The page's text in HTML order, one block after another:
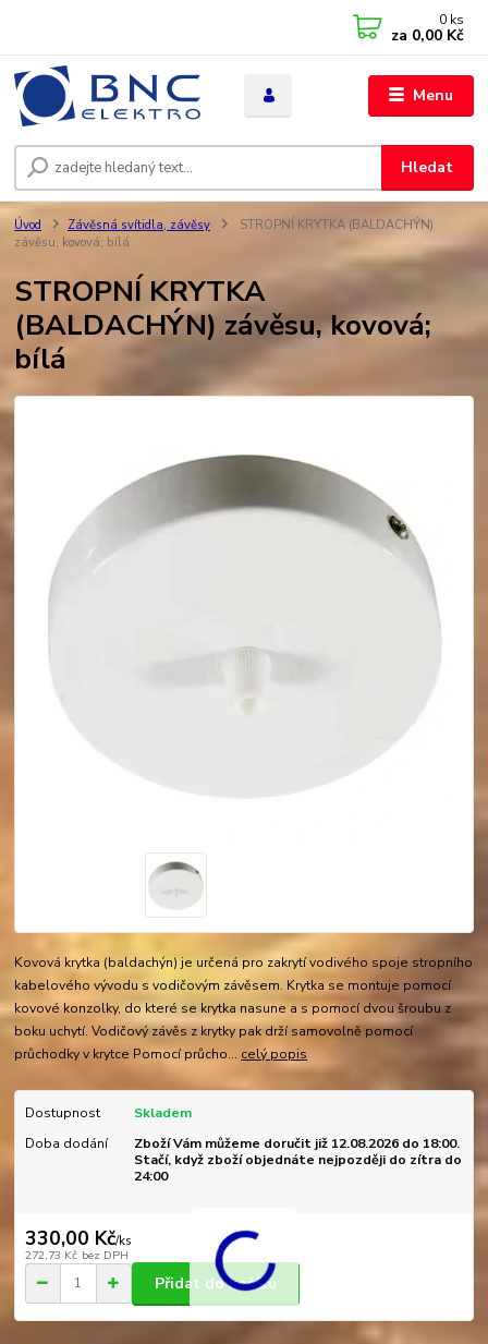
Menu
Hledat
0 ks
za 0,00 Kč
Úvod Závěsná svítidla, závěsy
STROPNÍ KRYTKA (BALDACHÝN)
závěsu, kovová; bílá
STROPNÍ KRYTKA
(BALDACHÝN) závěsu, kovová;
bílá
Kovová krytka (baldachýn) je určená pro zakrytí vodivého spoje stropního
kabelového vývodu s vodičovým závěsem. Krytka se montuje pomocí
kovové konzolky, do které se krytka nasune a s pomocí dvou šroubu z
boku uchytí. Vodičový závěs z krytky pak drží samovolně pomocí
průchodky v krytce Pomocí průcho... celý popis
Dostupnost
Skladem
Doba dodání
Zboží Vám můžeme doručit již 12.08.2026 do 18:00.
Stačí, když zboží objednáte nejpozději do zítra do
24:00
330,00 Kč/ks
272,73 Kč bez DPH
Přidat do košíku